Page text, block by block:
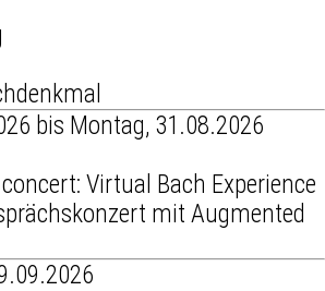
bis Montag, 31.08.2026
Virtual Bach Experience
mit Augmented